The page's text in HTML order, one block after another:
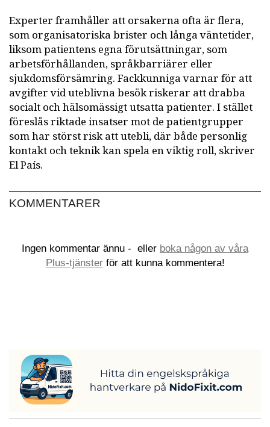
Experter framhåller att orsakerna ofta är flera,
som organisatoriska brister och långa väntetider,
liksom patientens egna förutsättningar, som
arbetsförhållanden, språkbarriärer eller
sjukdomsförsämring. Fackkunniga varnar för att
avgifter vid uteblivna besök riskerar att drabba
socialt och hälsomässigt utsatta patienter. I stället
föreslås riktade insatser mot de patientgrupper
som har störst risk att utebli, där både personlig
kontakt och teknik kan spela en viktig roll, skriver
El País.
KOMMENTARER
Ingen kommentar ännu - eller boka någon av våra
Plus-tjänsterför att kunna kommentera!